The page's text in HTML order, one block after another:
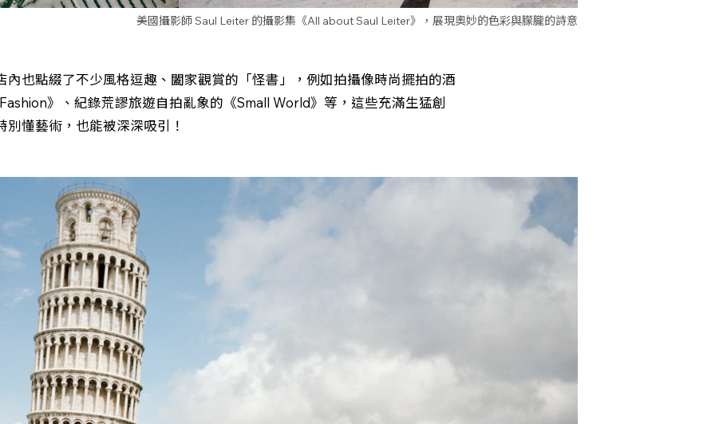
美國攝影師 Saul Leiter 的攝影集《All about Saul Leiter》，展現奧妙的色彩與朦朧的詩意
內也點綴了不少風格逗趣、闔家觀賞的「怪書」，例如拍攝像時尚擺拍的酒
》、紀錄荒謬旅遊自拍亂象的《Small World》等，這些充滿生猛創
別懂藝術，也能被深深吸引！